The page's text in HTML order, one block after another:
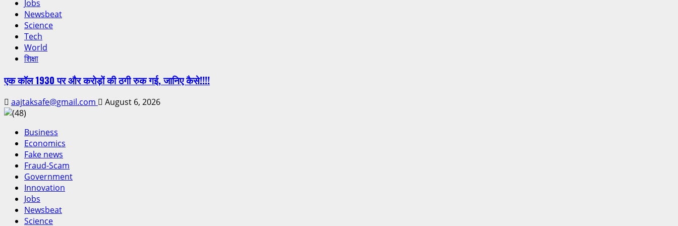
Jobs
Newsbeat
Science
Tech
World
शिक्षा
एक कॉल 1930 पर और करोड़ों की ठगी रुक गई, जानिए कैसे!!!!
aajtaksafe@gmail.com August 6, 2026
Business
Economics
Fake news
Fraud-Scam
Government
Innovation
Jobs
Newsbeat
Science